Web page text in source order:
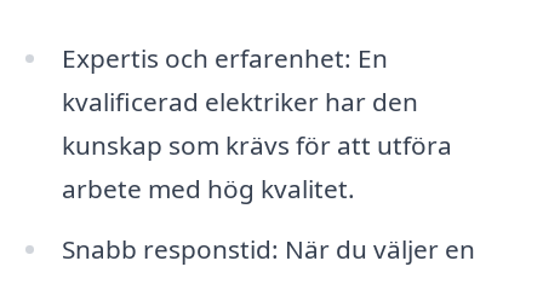
Expertis och erfarenhet: En
kvalificerad elektriker har den
kunskap som krävs för att utföra
arbete med hög kvalitet.
Snabb responstid: När du väljer en